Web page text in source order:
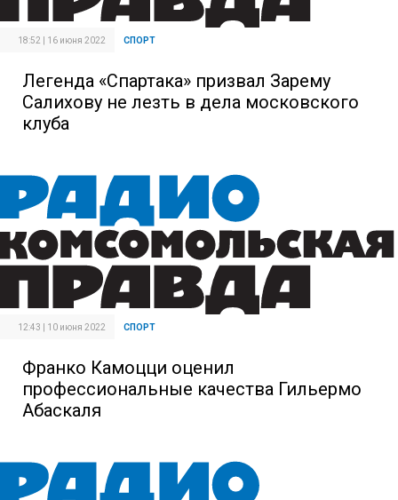
18:52 | 16 июня 2022 СПОРТ
Легенда «Спартака» призвал Зарему
Салихову не лезть в дела московского
клуба
12:43 | 10 июня 2022 СПОРТ
Франко Камоцци оценил
профессиональные качества Гильермо
Абаскаля